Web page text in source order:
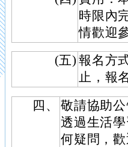
時限內
情歡迎
(五) 報名方
止，報
四、
敬請協助
透過生活
何疑問，